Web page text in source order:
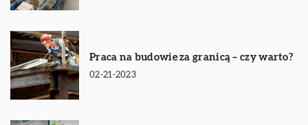
Praca na budowie za granicą – czy warto?
02-21-2023